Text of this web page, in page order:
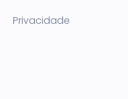
Privacidade